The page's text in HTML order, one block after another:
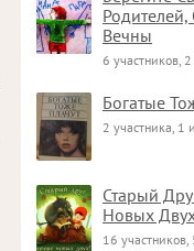
Вечны
6 участников,
Богатые
2 участника, 1
Старый
Новых
16 участников,